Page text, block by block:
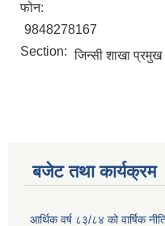
फोन:
9848278167
Section: जिन्सी शाखा प्रमुख
बजेट तथा कार्यक्रम
आर्थिक वर्ष ८३/८४ को वार्षिक